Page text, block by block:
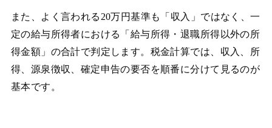
また、よく言われる20万円基準も「収入」ではなく、一
定の給与所得者における「給与所得・退職所得以外の所
得金額」の合計で判定します。税金計算では、収入、所
得、源泉徴収、確定申告の要否を順番に分けて見るのが
基本です。